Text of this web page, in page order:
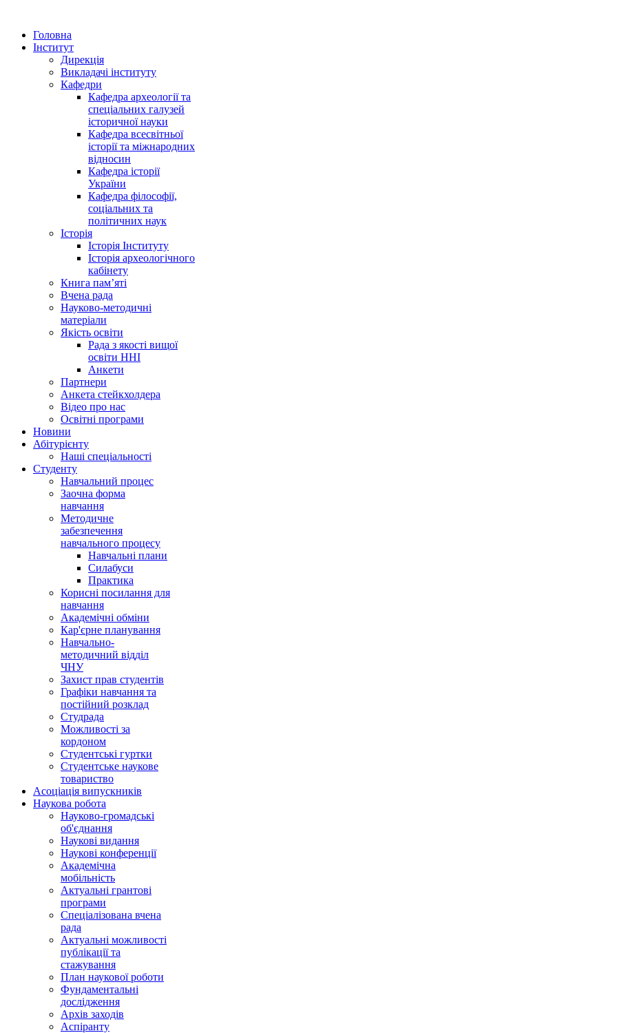
Головна
Інститут
Дирекція
Викладачі інституту
Кафедри
Кафедра археології та
спеціальних галузей
історичної науки
Кафедра всесвітньої
історії та міжнародних
відносин
Кафедра історії
України
Кафедра філософії,
соціальних та
політичних наук
Історія
Історія Інституту
Історія археологічного
кабінету
Книга памʼяті
Вчена рада
Науково-методичні
матеріали
Якість освіти
Рада з якості вищої
освіти ННІ
Анкети
Партнери
Анкета стейкхолдера
Відео про нас
Освітні програми
Hовини
Абітурієнту
Наші спеціальності
Студенту
Навчальний процес
Заочна форма
навчання
Методичне
забезпечення
навчального процесу
Навчальні плани
Силабуси
Практика
Корисні посилання для
навчання
Академічні обміни
Кар'єрне планування
Навчально-
методичний відділ
ЧНУ
Захист прав студентів
Графіки навчання та
постійний розклад
Студрада
Можливості за
кордоном
Студентські гуртки
Студентське наукове
товариство
Асоціація випускників
Наукова робота
Науково-громадські
об'єднання
Наукові видання
Наукові конференції
Академічна
мобільність
Актуальні грантові
програми
Спеціалізована вчена
рада
Актуальні можливості
публікації та
стажування
План наукової роботи
Фундаментальні
дослідження
Архів заходів
Аспіранту